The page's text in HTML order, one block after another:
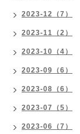
2023-12（7）
2023-11（2）
2023-10（4）
2023-09（6）
2023-08（6）
2023-07（5）
2023-06（7）